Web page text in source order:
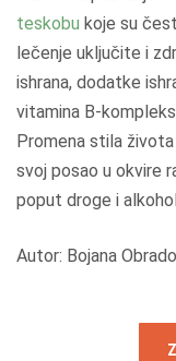
teskobu koje su
lečenje uključite i
ishrana, dodatke
vitamina B-
Promena stila
svoj posao u okvire
poput droge i
Autor: Bojana